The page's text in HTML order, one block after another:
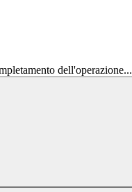
dell'operazione...